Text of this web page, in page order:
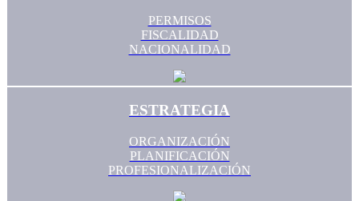
PERMISOS
FISCALIDAD
NACIONALIDAD
ESTRATEGIA
ORGANIZACIÓN
PLANIFICACIÓN
PROFESIONALIZACIÓN